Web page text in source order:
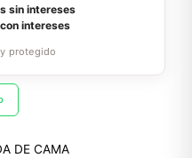
sin intereses
intereses
protegido
DE CAMA